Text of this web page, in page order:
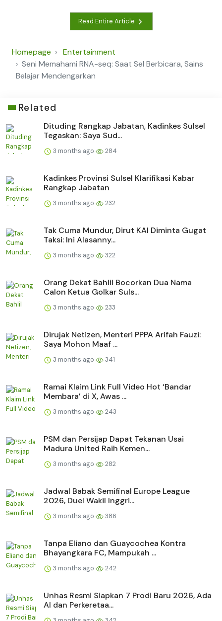
Read Entire Article
Homepage
Entertainment
Seni Memahami RNA-seq: Saat Sel Berbicara, Sains
Belajar Mendengarkan
Related
Dituding Rangkap Jabatan, Kadinkes Sulsel
Tegaskan: Saya Sud...
3 months ago 284
Kadinkes Provinsi Sulsel Klarifikasi Kabar
Rangkap Jabatan
3 months ago 232
Tak Cuma Mundur, Dirut KAI Diminta Gugat
Taksi: Ini Alasanny...
3 months ago 322
Orang Dekat Bahlil Bocorkan Dua Nama
Calon Ketua Golkar Suls...
3 months ago 233
Dirujak Netizen, Menteri PPPA Arifah Fauzi:
Saya Mohon Maaf ...
3 months ago 341
Ramai Klaim Link Full Video Hot ‘Bandar
Membara’ di X, Awas ...
3 months ago 243
PSM dan Persijap Dapat Tekanan Usai
Madura United Raih Kemen...
3 months ago 282
Jadwal Babak Semifinal Europe League
2026, Duel Wakil Inggri...
3 months ago 386
Tanpa Eliano dan Guaycochea Kontra
Bhayangkara FC, Mampukah ...
3 months ago 242
Unhas Resmi Siapkan 7 Prodi Baru 2026, Ada
AI dan Perkeretaa...